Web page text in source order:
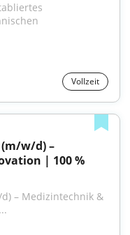
Vollzeit
w/d) –
| 100 %
– Medizintechnik &